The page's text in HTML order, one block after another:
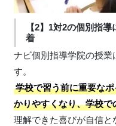
【2】1対2の個別指
着
ナビ個別指導学院の授業
す。
学校で習う前に重要な
かりやすくなり、学校
理解できた喜びが自信と